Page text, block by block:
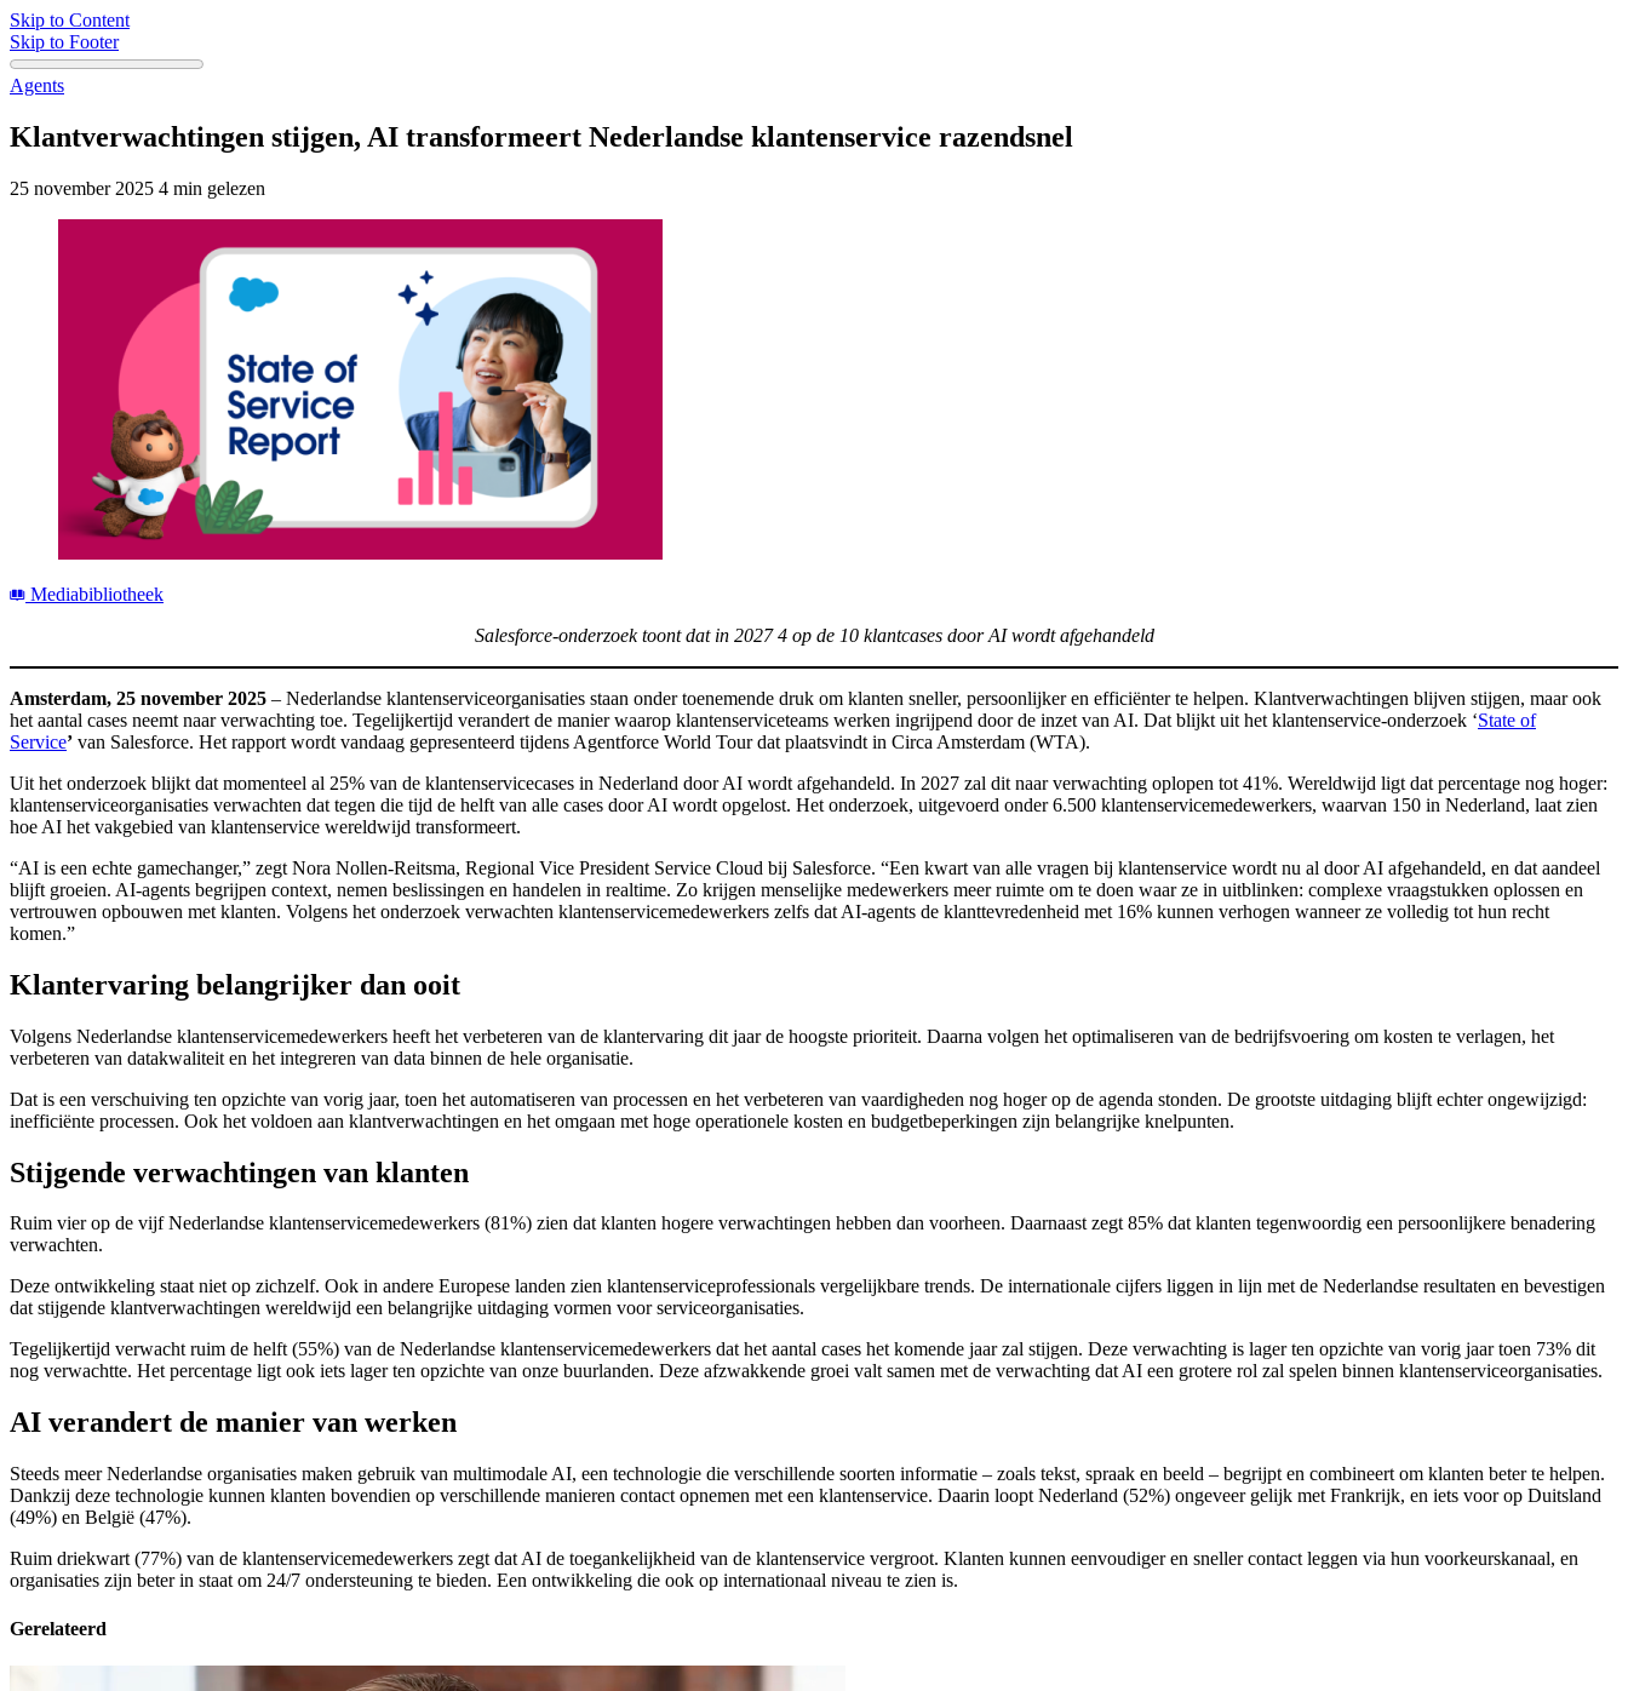
Skip to Content
Skip to Footer
Agents
Klantverwachtingen stijgen, AI transformeert Nederlandse klantenservice razendsnel
25 november 2025 4 min gelezen
Mediabibliotheek
Salesforce-onderzoek toont dat in 2027 4 op de 10 klantcases door AI wordt afgehandeld
Amsterdam, 25 november 2025 – Nederlandse klantenserviceorganisaties staan onder toenemende druk om klanten sneller, persoonlijker en efficiënter te helpen. Klantverwachtingen blijven stijgen, maar ook
het aantal cases neemt naar verwachting toe. Tegelijkertijd verandert de manier waarop klantenserviceteams werken ingrijpend door de inzet van AI. Dat blijkt uit het klantenservice-onderzoek ‘State of
Service’ van Salesforce. Het rapport wordt vandaag gepresenteerd tijdens Agentforce World Tour dat plaatsvindt in Circa Amsterdam (WTA).
Uit het onderzoek blijkt dat momenteel al 25% van de klantenservicecases in Nederland door AI wordt afgehandeld. In 2027 zal dit naar verwachting oplopen tot 41%. Wereldwijd ligt dat percentage nog hoger:
klantenserviceorganisaties verwachten dat tegen die tijd de helft van alle cases door AI wordt opgelost. Het onderzoek, uitgevoerd onder 6.500 klantenservicemedewerkers, waarvan 150 in Nederland, laat zien
hoe AI het vakgebied van klantenservice wereldwijd transformeert.
“AI is een echte gamechanger,” zegt Nora Nollen-Reitsma, Regional Vice President Service Cloud bij Salesforce. “Een kwart van alle vragen bij klantenservice wordt nu al door AI afgehandeld, en dat aandeel
blijft groeien. AI-agents begrijpen context, nemen beslissingen en handelen in realtime. Zo krijgen menselijke medewerkers meer ruimte om te doen waar ze in uitblinken: complexe vraagstukken oplossen en
vertrouwen opbouwen met klanten. Volgens het onderzoek verwachten klantenservicemedewerkers zelfs dat AI-agents de klanttevredenheid met 16% kunnen verhogen wanneer ze volledig tot hun recht
komen.”
Klantervaring belangrijker dan ooit
Volgens Nederlandse klantenservicemedewerkers heeft het verbeteren van de klantervaring dit jaar de hoogste prioriteit. Daarna volgen het optimaliseren van de bedrijfsvoering om kosten te verlagen, het
verbeteren van datakwaliteit en het integreren van data binnen de hele organisatie.
Dat is een verschuiving ten opzichte van vorig jaar, toen het automatiseren van processen en het verbeteren van vaardigheden nog hoger op de agenda stonden. De grootste uitdaging blijft echter ongewijzigd:
inefficiënte processen. Ook het voldoen aan klantverwachtingen en het omgaan met hoge operationele kosten en budgetbeperkingen zijn belangrijke knelpunten.
Stijgende verwachtingen van klanten
Ruim vier op de vijf Nederlandse klantenservicemedewerkers (81%) zien dat klanten hogere verwachtingen hebben dan voorheen. Daarnaast zegt 85% dat klanten tegenwoordig een persoonlijkere benadering
verwachten.
Deze ontwikkeling staat niet op zichzelf. Ook in andere Europese landen zien klantenserviceprofessionals vergelijkbare trends. De internationale cijfers liggen in lijn met de Nederlandse resultaten en bevestigen
dat stijgende klantverwachtingen wereldwijd een belangrijke uitdaging vormen voor serviceorganisaties.
Tegelijkertijd verwacht ruim de helft (55%) van de Nederlandse klantenservicemedewerkers dat het aantal cases het komende jaar zal stijgen. Deze verwachting is lager ten opzichte van vorig jaar toen 73% dit
nog verwachtte. Het percentage ligt ook iets lager ten opzichte van onze buurlanden. Deze afzwakkende groei valt samen met de verwachting dat AI een grotere rol zal spelen binnen klantenserviceorganisaties.
AI verandert de manier van werken
Steeds meer Nederlandse organisaties maken gebruik van multimodale AI, een technologie die verschillende soorten informatie – zoals tekst, spraak en beeld – begrijpt en combineert om klanten beter te helpen.
Dankzij deze technologie kunnen klanten bovendien op verschillende manieren contact opnemen met een klantenservice. Daarin loopt Nederland (52%) ongeveer gelijk met Frankrijk, en iets voor op Duitsland
(49%) en België (47%).
Ruim driekwart (77%) van de klantenservicemedewerkers zegt dat AI de toegankelijkheid van de klantenservice vergroot. Klanten kunnen eenvoudiger en sneller contact leggen via hun voorkeurskanaal, en
organisaties zijn beter in staat om 24/7 ondersteuning te bieden. Een ontwikkeling die ook op internationaal niveau te zien is.
Gerelateerd